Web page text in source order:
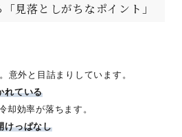
見落としがちなポイント」
外と目詰まりしています。
れている
効率が落ちます。
けっぱなし